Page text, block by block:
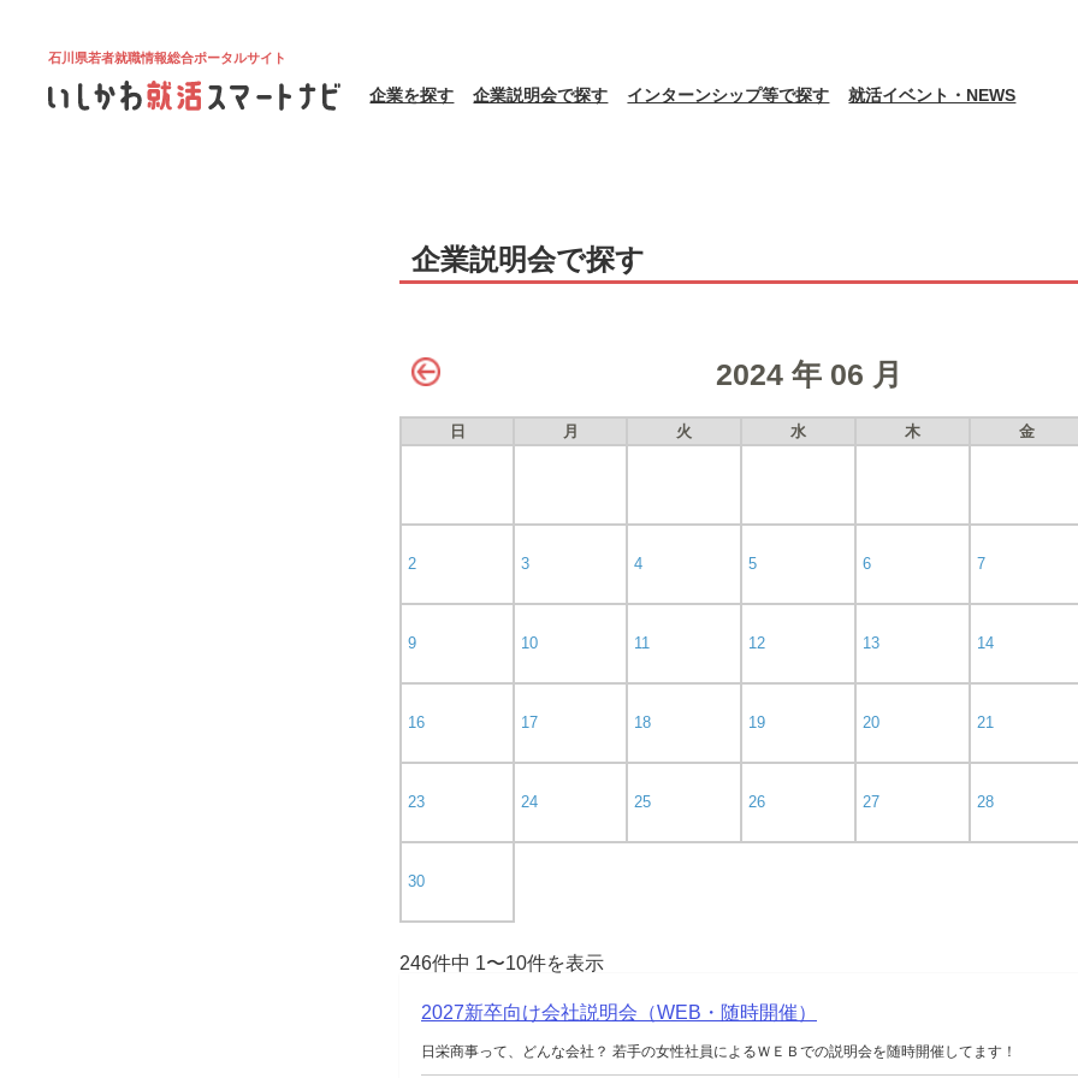
石川県若者就職情報総合ポータルサイト
企業を探す 企業説明会で探す インターンシップ等で探す 就活イベント・NEWS
企業説明会で探す
2024 年 06 月
日 月 火 水 木 金
2 3 4 5 6 7
9 10 11 12 13 14
16 17 18 19 20 21
23 24 25 26 27 28
30
246件中 1〜10件を表示
2027新卒向け会社説明会（WEB・随時開催）
日栄商事って、どんな会社？ 若手の女性社員によるＷＥＢでの説明会を随時開催してます！